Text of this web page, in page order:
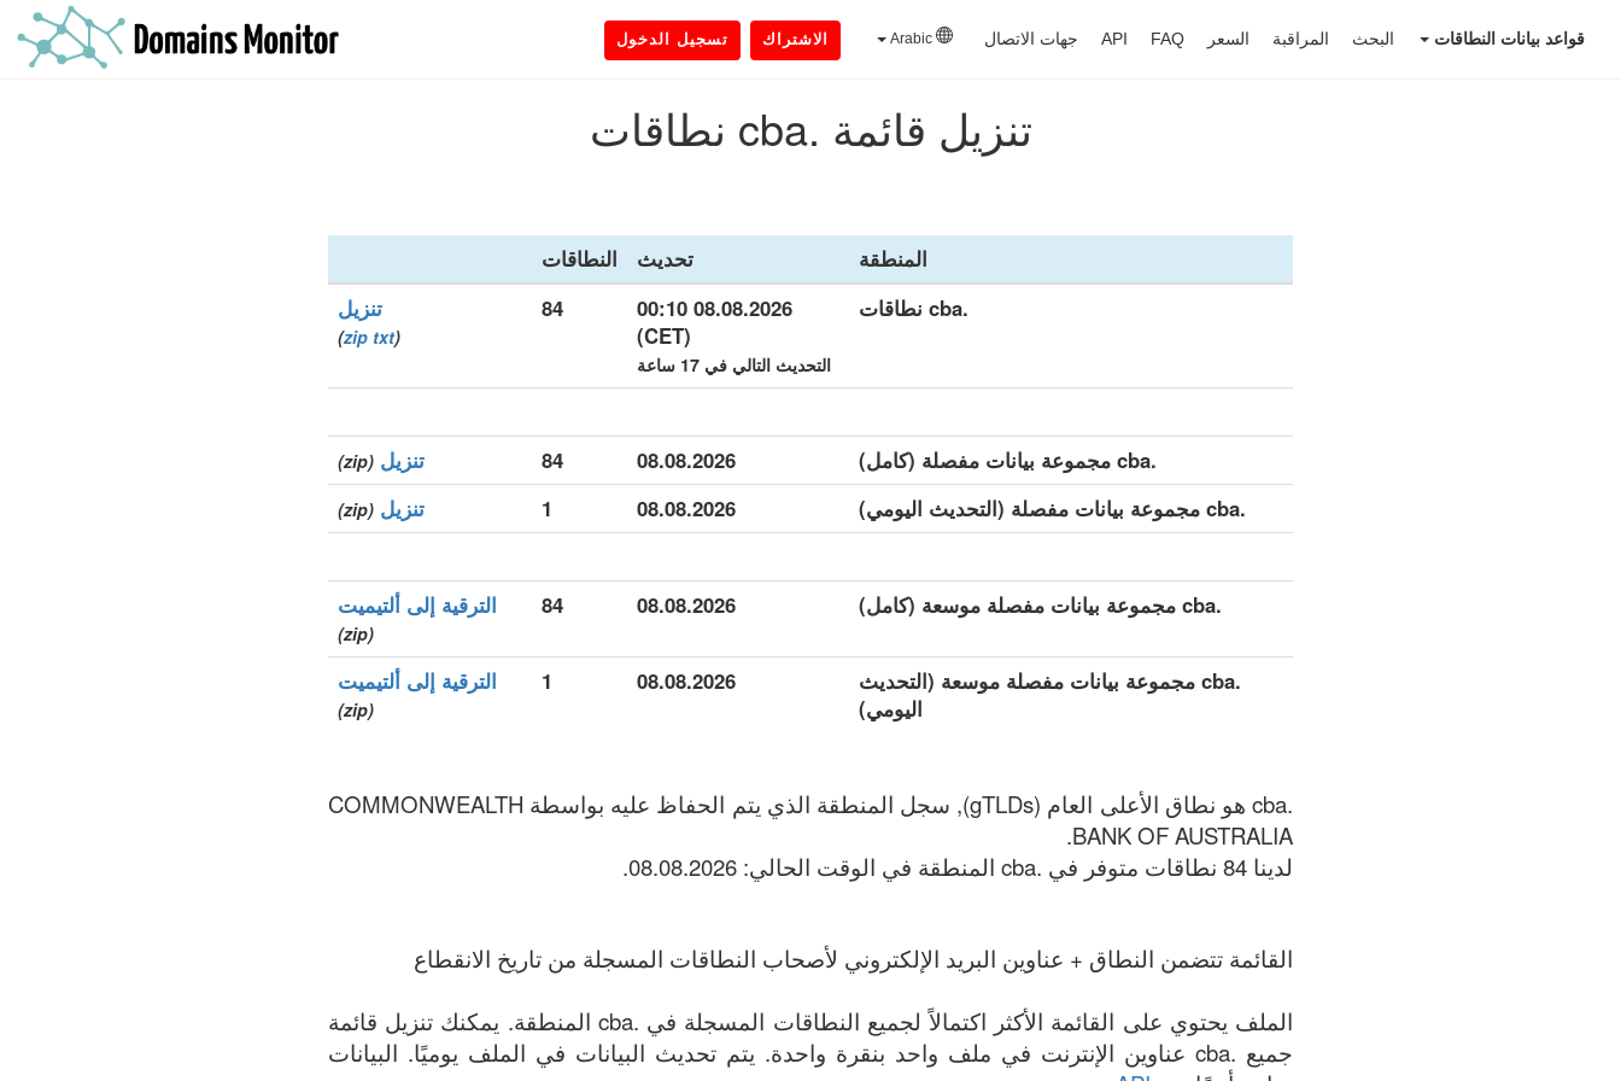
قواعد بيانات النطاقات البحث المراقبة السعر FAQ
API جهات الاتصال الاشتراك تسجيل الدخول
تنزيل قائمة .cba نطاقات
المنطقة تحديث
النطاقات
.cba نطاقات
08.08.2026 00:10
(CET)
التحديث التالي في 17 ساعة
84 تنزيل
(
zip txt
)
.cba مجموعة بيانات مفصلة (كامل) 08.08.2026
84 تنزيل (zip)
.cba مجموعة بيانات مفصلة (التحديث اليومي) 08.08.2026
1 تنزيل (zip)
.cba مجموعة بيانات مفصلة موسعة (كامل) 08.08.2026
84 الترقية إلى ألتيميت
(zip)
.cba مجموعة بيانات مفصلة موسعة (التحديث
اليومي)
08.08.2026
1 الترقية إلى ألتيميت
(zip)
.cba هو نطاق الأعلى العام (gTLDs), سجل المنطقة الذي يتم الحفاظ عليه بواسطة COMMONWEALTH
BANK OF AUSTRALIA.
لدينا 84 نطاقات متوفر في .cba المنطقة في الوقت الحالي: 08.08.2026.
القائمة تتضمن النطاق + عناوين البريد الإلكتروني لأصحاب النطاقات المسجلة من تاريخ الانقطاع
الملف يحتوي على القائمة الأكثر اكتمالاً لجميع النطاقات المسجلة في .cba المنطقة. يمكنك تنزيل قائمة
جميع .cba عناوين الإنترنت في ملف واحد بنقرة واحدة. يتم تحديث البيانات في الملف يوميًا. البيانات